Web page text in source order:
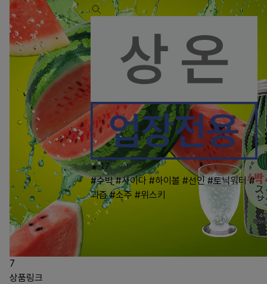
7
17
#수박 #사이다 #하이볼 #선인 #토닉워터 #
과즙 #소주 #위스키
상품링크